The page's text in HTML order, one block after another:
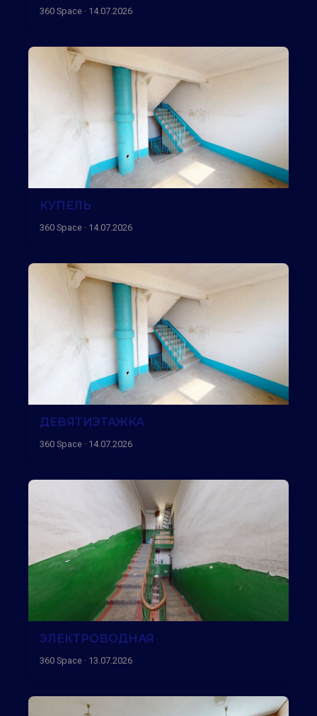
360 Space · 14.07.2026
КУПЕЛЬ
360 Space · 14.07.2026
ДЕВЯТИЭТАЖКА
360 Space · 14.07.2026
ЭЛЕКТРОВОДНАЯ
360 Space · 13.07.2026